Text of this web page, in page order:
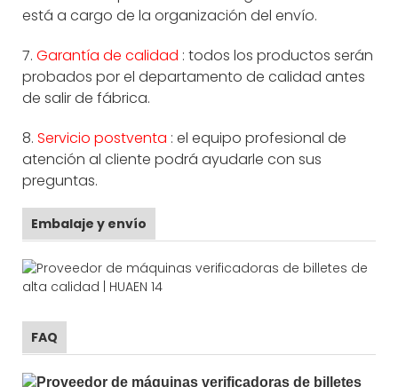
está a cargo de la organización del envío.
7. Garantía de calidad : todos los productos serán
probados por el departamento de calidad antes
de salir de fábrica.
8. Servicio postventa : el equipo profesional de
atención al cliente podrá ayudarle con sus
preguntas.
Embalaje y envío
FAQ